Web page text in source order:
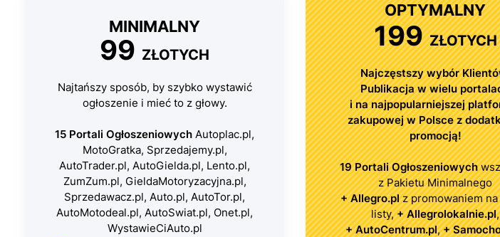
MINIMALNY
99 ZŁOTYCH
Najtańszy sposób, by szybko wystawić
ogłoszenie i mieć to z głowy.
15 Portali Ogłoszeniowych Autoplac.pl,
MotoGratka, Sprzedajemy.pl,
AutoTrader.pl, AutoGielda.pl, Lento.pl,
ZumZum.pl, GieldaMotoryzacyjna.pl,
Sprzedawacz.pl, Auto.pl, AutoTor.pl,
AutoMotodeal.pl, AutoSwiat.pl, Onet.pl,
WystawieCiAuto.pl
OPTYMALNY
199ZŁOTYCH
Najczęstszy wybór
Publikacja w wielu
i na najpopularniejszej
zakupowej w Polsce z
promocją!
19 Portali Ogłoszeniowych
z Pakietu Minimalnego
+ Allegro.plz promowaniem
listy,+ Allegrolokalnie.pl,
+ AutoCentrum.pl,+